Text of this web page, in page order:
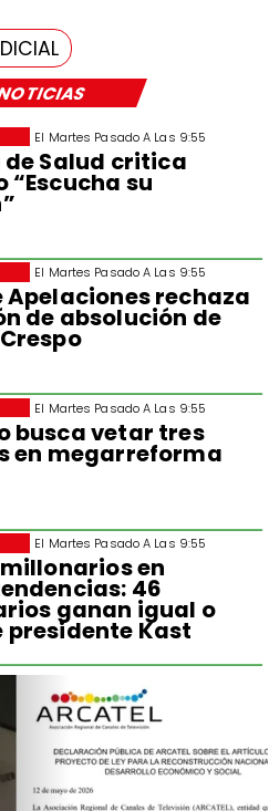
El Martes Pasado A Las 9:55
Salud critica
“Escucha su
El Martes Pasado A Las 9:55
Apelaciones rechaza
de absolución de
El Martes Pasado A Las 9:55
busca vetar tres
en megarreforma
El Martes Pasado A Las 9:55
en
46
ganan igual o
presidente Kast